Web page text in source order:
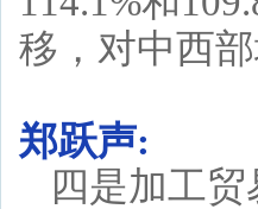
移，对中西
郑跃声:
四是加工